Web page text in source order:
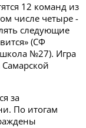
12 команд из
числе четыре -
следующие
(СФ
№27). Игра
за
По итогам